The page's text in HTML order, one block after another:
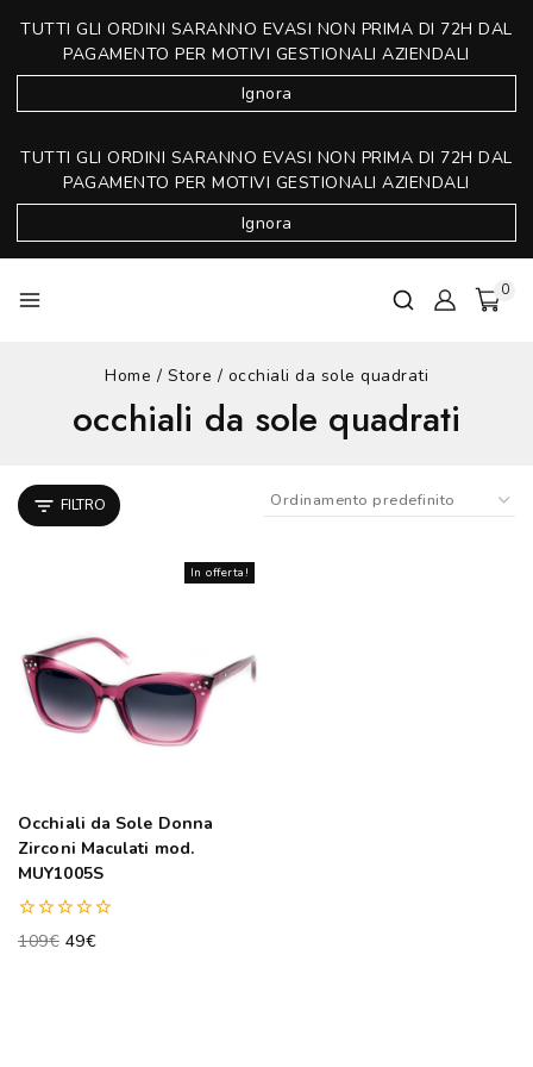
TUTTI GLI ORDINI SARANNO EVASI NON PRIMA DI 72H DAL
PAGAMENTO PER MOTIVI GESTIONALI AZIENDALI
Ignora
TUTTI GLI ORDINI SARANNO EVASI NON PRIMA DI 72H DAL
PAGAMENTO PER MOTIVI GESTIONALI AZIENDALI
Ignora
0
Home / Store / occhiali da sole quadrati
occhiali da sole quadrati
FILTRO
In offerta!
Occhiali da Sole Donna
Zirconi Maculati mod.
MUY1005S
0
out
109€ 49€